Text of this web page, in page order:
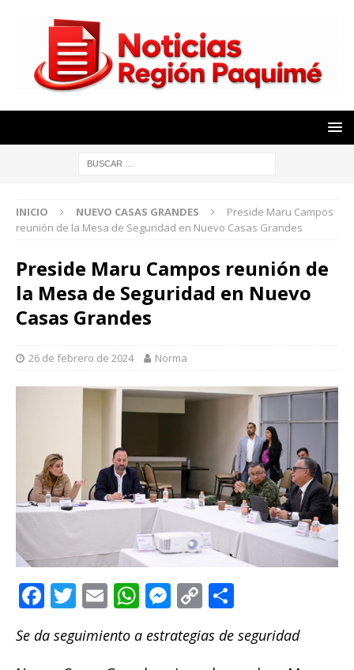
INICIO NUEVO CASAS GRANDES
Preside Maru Campos
reunión de la Mesa de Seguridad en Nuevo Casas Grandes
Preside Maru Campos reunión de
la Mesa de Seguridad en Nuevo
Casas Grandes
26 de febrero de 2024 Norma
F
c
T
it
E
ai
W
at
M
ss
C
p m
Se da seguimiento a estrategias de seguridad